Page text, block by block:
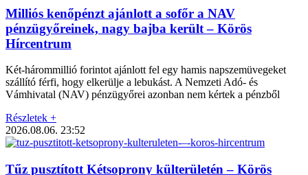
Milliós kenőpénzt ajánlott a sofőr a NAV
pénzügyőreinek, nagy bajba került – Körös
Hírcentrum
Két-hárommillió forintot ajánlott fel egy hamis napszemüvegeket
szállító férfi, hogy elkerülje a lebukást. A Nemzeti Adó- és
Vámhivatal (NAV) pénzügyőrei azonban nem kértek a pénzből
Részletek +
2026.08.06. 23:52
Tűz pusztított Kétsoprony külterületén – Körös